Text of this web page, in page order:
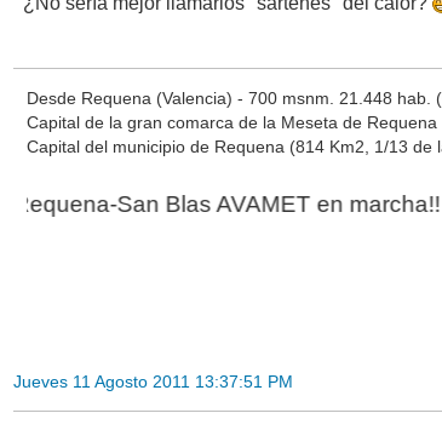
Desde Requena (Valencia) - 700 msnm. 21.448 hab.
Capital de la gran comarca de la Meseta de
Capital del municipio de Requena (814 Km2, 1/13
San Blas AVAMET en marcha!!
Jueves 11 Agosto 2011 13:37:51 PM